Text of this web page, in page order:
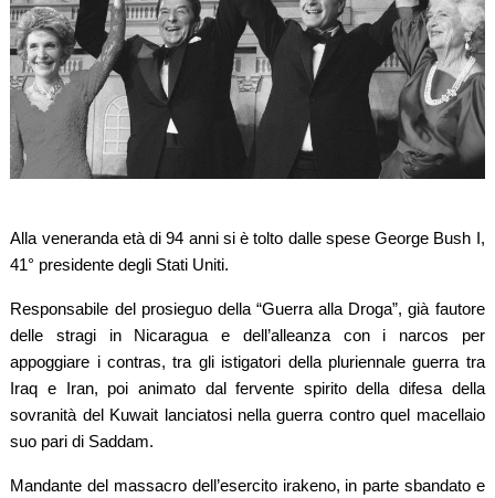
Alla veneranda età di 94 anni si è tolto dalle spese George Bush I,
41° presidente degli Stati Uniti.
Responsabile del prosieguo della “Guerra alla Droga”, già fautore
delle stragi in Nicaragua e dell’alleanza con i narcos per
appoggiare i contras, tra gli istigatori della pluriennale guerra tra
Iraq e Iran, poi animato dal fervente spirito della difesa della
sovranità del Kuwait lanciatosi nella guerra contro quel macellaio
suo pari di Saddam.
Mandante del massacro dell’esercito irakeno, in parte sbandato e